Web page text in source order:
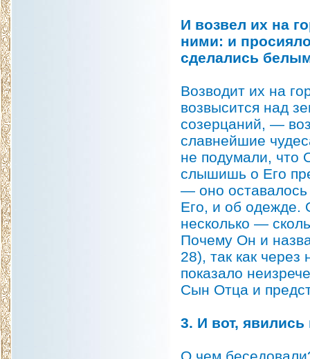
И возвел их на
ними: и
сделались
Возводит их на
возвысится над
созерцаний, —
славнейшие
не подумали, что
слышишь о Его
— оно
Его, и об одежде.
несколько —
Почему Он и
28), так как
показало
Сын Отца и
3. И вот,
О чем